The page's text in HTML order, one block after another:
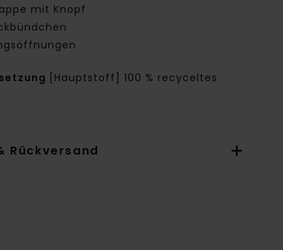
mit Knopf
[Hauptstoff] 100 % recyceltes
Rückversand